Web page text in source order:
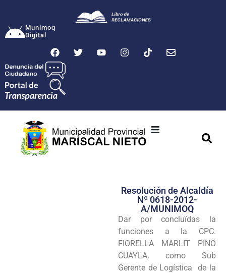
Munimoq
Digital
Transparencia
Seguridad
Programas
Intranet
Resolución de Alcaldía
Nº 0618-2012-
A/MUNIMOQ
Dar por concluïdas la
funciones a la CPC.
FIORELLA MARLIT PINO
CUAYLA, como Sub
Gerente de Logística de la